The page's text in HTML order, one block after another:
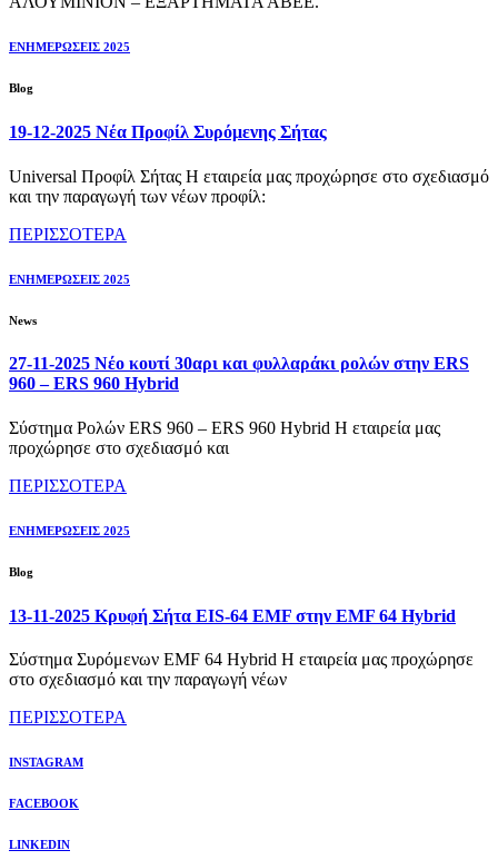
ΕΝΗΜΕΡΩΣΕΙΣ 2025
Blog
19-12-2025 Νέα Προφίλ Συρόμενης Σήτας
Universal Προφίλ Σήτας Η εταιρεία μας προχώρησε στο σχεδιασμό
και την παραγωγή των νέων προφίλ:
ΠΕΡΙΣΣΟΤΕΡΑ
ΕΝΗΜΕΡΩΣΕΙΣ 2025
News
27-11-2025 Νέο κουτί 30αρι και φυλλαράκι ρολών στην ERS
960 – ERS 960 Hybrid
Σύστημα Ρολών ERS 960 – ERS 960 Hybrid Η εταιρεία μας
προχώρησε στο σχεδιασμό και
ΠΕΡΙΣΣΟΤΕΡΑ
ΕΝΗΜΕΡΩΣΕΙΣ 2025
Blog
13-11-2025 Κρυφή Σήτα EIS-64 EMF στην EMF 64 Hybrid
Σύστημα Συρόμενων EMF 64 Hybrid Η εταιρεία μας προχώρησε
στο σχεδιασμό και την παραγωγή νέων
ΠΕΡΙΣΣΟΤΕΡΑ
INSTAGRAM
FACEBOOK
LINKEDIN